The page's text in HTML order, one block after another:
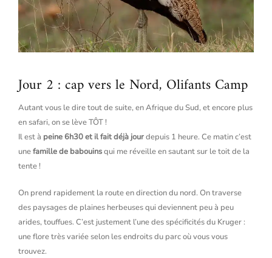
Jour 2 : cap vers le Nord, Olifants Camp
Autant vous le dire tout de suite, en Afrique du Sud, et encore plus
en safari, on se lève TÔT !
Il est à peine 6h30 et il fait déjà jourdepuis 1 heure. Ce matin c’est
unefamille de babouinsqui me réveille en sautant sur le toit de la
tente !
On prend rapidement la route en direction du nord. On traverse
des paysages de plaines herbeuses qui deviennent peu à peu
arides, touffues. C’est justement l’une des spécificités du Kruger :
une flore très variée selon les endroits du parc où vous vous
trouvez.